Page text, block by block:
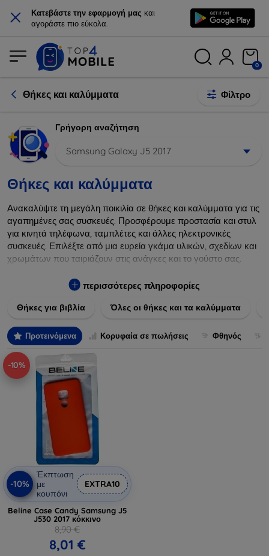
× Κατεβάστε την εφαρμογή μας και
αγοράστε πιο εύκολα.
0
Θήκες και καλύμματα Φίλτρο
Γρήγορη αναζήτηση
Samsung Galaxy J5 2017
Θήκες και καλύμματα
Ανακαλύψτε τη μεγάλη ποικιλία σε θήκες και καλύμματα για τις
αγαπημένες σας συσκευές. Προσφέρουμε προστασία και στυλ
για κινητά τηλέφωνα, ταμπλέτες και άλλες ηλεκτρονικές
συσκευές. Επιλέξτε από μια ευρεία γκάμα υλικών, σχεδίων και
χρωμάτων που ταιριάζουν στις ανάγκες και το γούστο σας.
πτώσεις και άλλες φθορές, ενώ παράλληλα δίνετε ένα
και τη διάρκεια ζωής των συσκευών σας με τις κορυφαίες
περισσότερες πληροφορίες
Θήκες για βιβλία Όλες οι θήκες και τα καλύμματα
Προτεινόμενα Κορυφαία σε πωλήσεις Φθηνός
-10%
-10%
Έκπτωση
με
κουπόνι
EXTRA10
Beline Case Candy Samsung J5
J530 2017 κόκκινο
8,90 €
8,01 €